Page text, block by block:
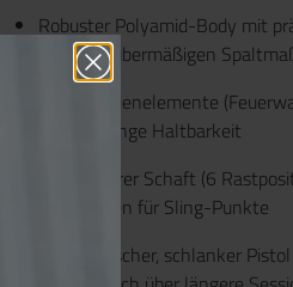
Robuster Polyamid-Body mit
— keine übermäßigen
Metallbedienelemente
etc.) für lange Haltbarkeit
Verstellbarer Schaft (6
Aufnahmen für Sling-Punkte
Ergonomischer, schlanker